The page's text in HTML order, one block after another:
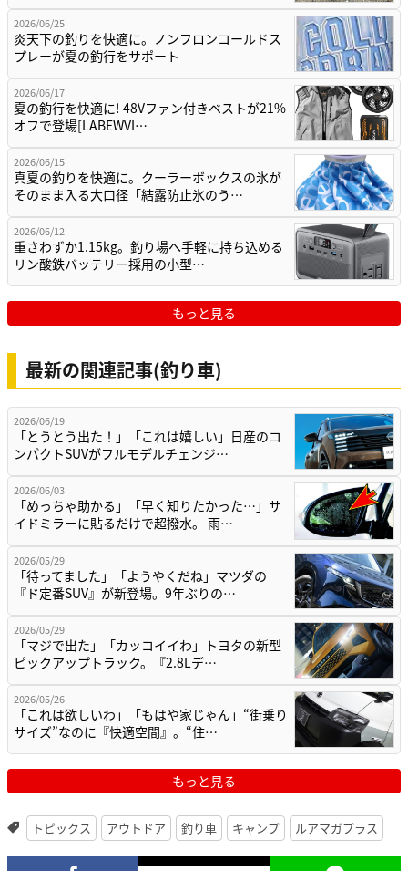
2026/06/25
炎天下の釣りを快適に。ノンフロンコールドス
プレーが夏の釣行をサポート
2026/06/17
夏の釣行を快適に! 48Vファン付きベストが21%
オフで登場[LABEWVI…
2026/06/15
真夏の釣りを快適に。クーラーボックスの氷が
そのまま入る大口径「結露防止氷のう…
2026/06/12
重さわずか1.15kg。釣り場へ手軽に持ち込める
リン酸鉄バッテリー採用の小型…
もっと見る
最新の関連記事(釣り車)
2026/06/19
「とうとう出た！」「これは嬉しい」日産のコ
ンパクトSUVがフルモデルチェンジ…
2026/06/03
「めっちゃ助かる」「早く知りたかった…」サ
イドミラーに貼るだけで超撥水。 雨…
2026/05/29
「待ってました」「ようやくだね」マツダの
『ド定番SUV』が新登場。9年ぶりの…
2026/05/29
「マジで出た」「カッコイイわ」トヨタの新型
ピックアップトラック。『2.8Lデ…
2026/05/26
「これは欲しいわ」「もはや家じゃん」“街乗り
サイズ”なのに『快適空間』。“住…
もっと見る
トピックス アウトドア 釣り車 キャンプ ルアマガプラス